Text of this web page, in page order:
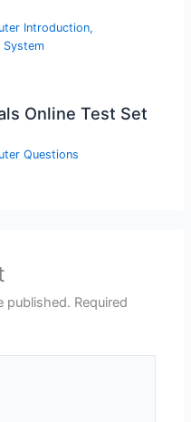
Introduction,
System
Online Test Set
Questions
published. Required